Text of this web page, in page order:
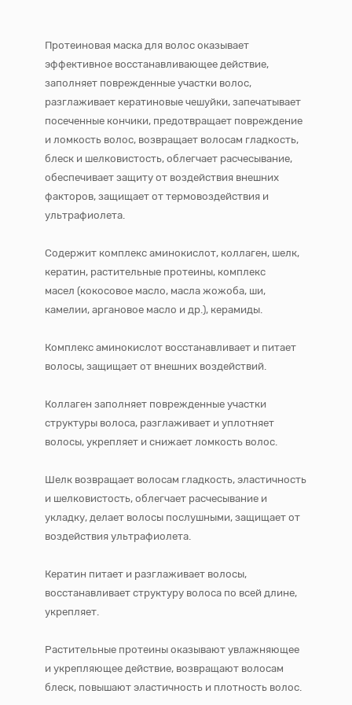
Протеиновая маска для волос оказывает
эффективное восстанавливающее действие,
заполняет поврежденные участки волос,
разглаживает кератиновые чешуйки, запечатывает
посеченные кончики, предотвращает повреждение
и ломкость волос, возвращает волосам гладкость,
блеск и шелковистость, облегчает расчесывание,
обеспечивает защиту от воздействия внешних
факторов, защищает от термовоздействия и
ультрафиолета.
Содержит комплекс аминокислот, коллаген, шелк,
кератин, растительные протеины, комплекс
масел (кокосовое масло, масла жожоба, ши,
камелии, аргановое масло и др.), керамиды.
Комплекс аминокислот восстанавливает и питает
волосы, защищает от внешних воздействий.
Коллаген заполняет поврежденные участки
структуры волоса, разглаживает и уплотняет
волосы, укрепляет и снижает ломкость волос.
Шелк возвращает волосам гладкость, эластичность
и шелковистость, облегчает расчесывание и
укладку, делает волосы послушными, защищает от
воздействия ультрафиолета.
Кератин питает и разглаживает волосы,
восстанавливает структуру волоса по всей длине,
укрепляет.
Растительные протеины оказывают увлажняющее
и укрепляющее действие, возвращают волосам
блеск, повышают эластичность и плотность волос.